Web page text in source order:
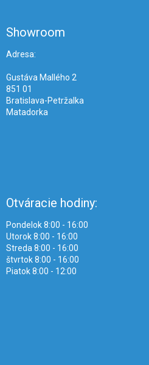
Showroom
Adresa:
Gustáva Mallého 2
851 01
Bratislava-Petržalka
Matadorka
Otváracie hodiny:
Pondelok 8:00 - 16:00
Utorok 8:00 - 16:00
Streda 8:00 - 16:00
štvrtok 8:00 - 16:00
Piatok 8:00 - 12:00